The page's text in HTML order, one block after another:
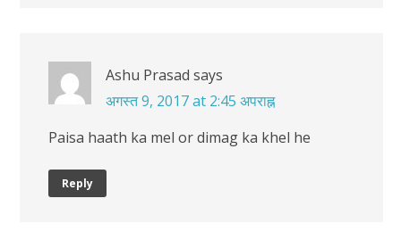
Ashu Prasad says
अगस्त 9, 2017 at 2:45 अपराह्न
Paisa haath ka mel or dimag ka khel he
Reply